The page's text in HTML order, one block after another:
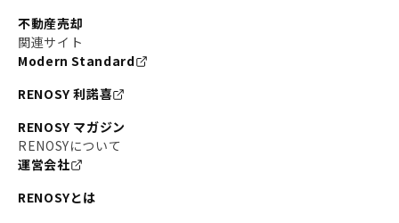
不動産売却
関連サイト
Modern Standard
RENOSY 利諾喜
RENOSY マガジン
RENOSYについて
運営会社
RENOSYとは